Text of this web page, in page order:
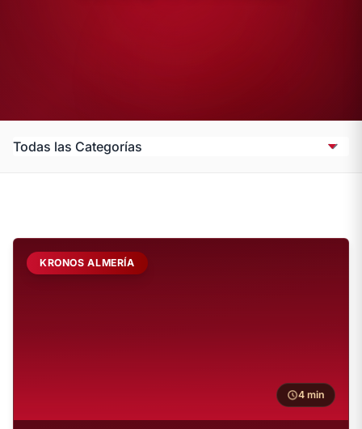
KRONOS ALMERÍA
4 min